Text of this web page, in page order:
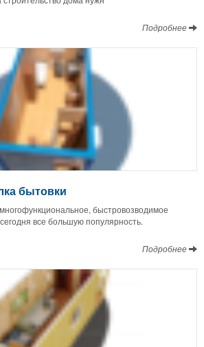
Подробнее
бытовки
быстровозводимое
все большую популярность.
Подробнее